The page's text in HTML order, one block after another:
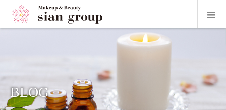
BLOG